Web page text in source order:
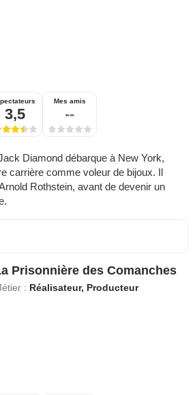
3,5
Mes amis
--
Diamond débarque à New York,
carrière comme voleur de bijoux. Il
Rothstein, avant de devenir un
Prisonnière des Comanches
: Réalisateur, Producteur